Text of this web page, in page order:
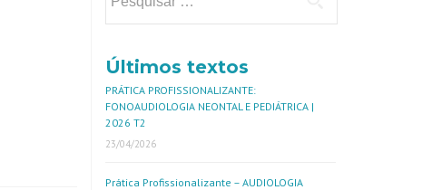
Últimos textos
PRÁTICA PROFISSIONALIZANTE:
FONOAUDIOLOGIA NEONTAL E PEDIÁTRICA |
2026 T2
23/04/2026
Prática Profissionalizante – AUDIOLOGIA